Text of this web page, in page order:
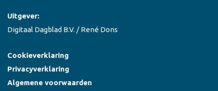
Uitgever:
Digitaal Dagblad B.V. / René Dons
Cookieverklaring
Privacyverklaring
Algemene voorwaarden